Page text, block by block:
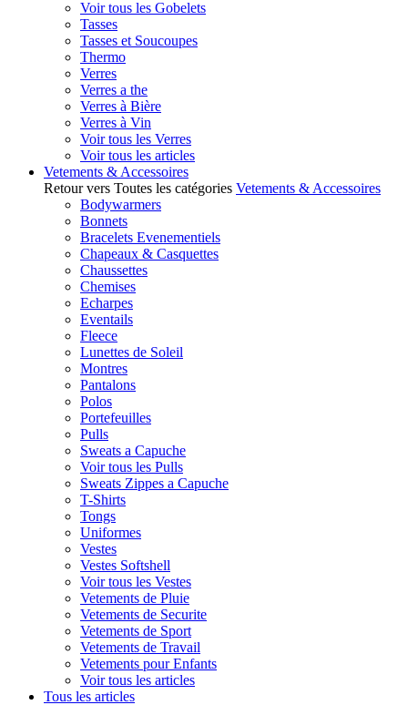
Voir tous les Gobelets
Tasses
Tasses et Soucoupes
Thermo
Verres
Verres a the
Verres à Bière
Verres à Vin
Voir tous les Verres
Voir tous les articles
Vetements & Accessoires
Retour vers Toutes les catégories Vetements & Accessoires
Bodywarmers
Bonnets
Bracelets Evenementiels
Chapeaux & Casquettes
Chaussettes
Chemises
Echarpes
Eventails
Fleece
Lunettes de Soleil
Montres
Pantalons
Polos
Portefeuilles
Pulls
Sweats a Capuche
Voir tous les Pulls
Sweats Zippes a Capuche
T-Shirts
Tongs
Uniformes
Vestes
Vestes Softshell
Voir tous les Vestes
Vetements de Pluie
Vetements de Securite
Vetements de Sport
Vetements de Travail
Vetements pour Enfants
Voir tous les articles
Tous les articles